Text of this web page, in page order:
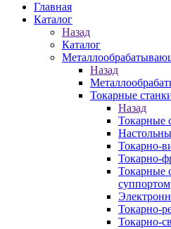
Главная
Каталог
Назад
Каталог
Назад
Токарные
Назад
Токарные
Токарно-
Токарно-
Токарные
суппортом
Токарно-
Токарно-